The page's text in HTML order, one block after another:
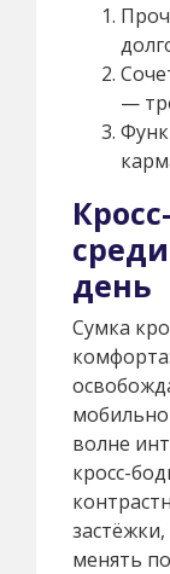
—
день
Сумка
волне
кросс-
менять